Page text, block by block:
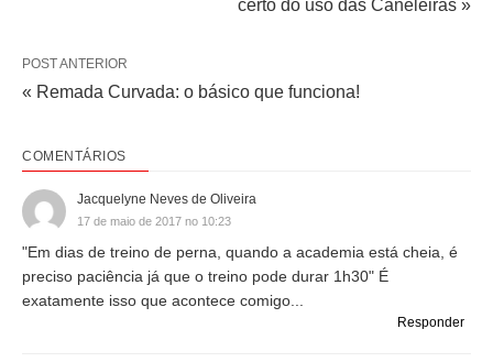
certo do uso das Caneleiras »
POST ANTERIOR
« Remada Curvada: o básico que funciona!
COMENTÁRIOS
Jacquelyne Neves de Oliveira
17 de maio de 2017 no 10:23
"Em dias de treino de perna, quando a academia está cheia, é
preciso paciência já que o treino pode durar 1h30" É
exatamente isso que acontece comigo...
Responder